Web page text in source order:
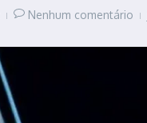
Nenhum comentário